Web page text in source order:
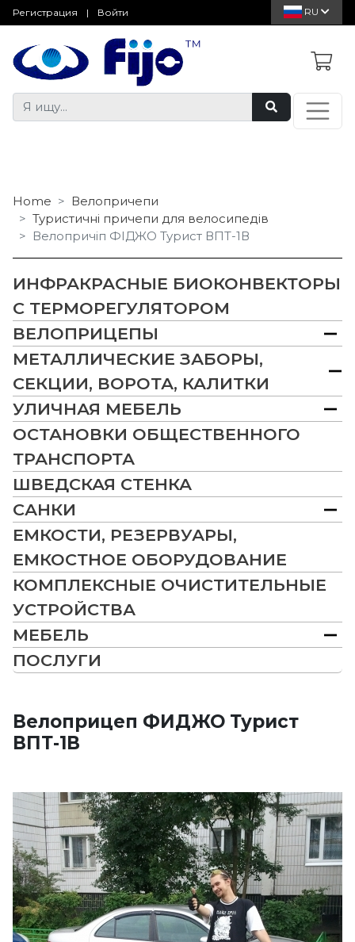
Регистрация | Войти RU
Home
Велопричепи
Туристичні причепи для велосипедів
Велопричіп ФІДЖО Турист ВПТ-1В
ИНФРАКРАСНЫЕ БИОКОНВЕКТОРЫ
С ТЕРМОРЕГУЛЯТОРОМ
ВЕЛОПРИЦЕПЫ
МЕТАЛЛИЧЕСКИЕ ЗАБОРЫ,
СЕКЦИИ, ВОРОТА, КАЛИТКИ
УЛИЧНАЯ МЕБЕЛЬ
ОСТАНОВКИ ОБЩЕСТВЕННОГО
ТРАНСПОРТА
ШВЕДСКАЯ СТЕНКА
САНКИ
ЕМКОСТИ, РЕЗЕРВУАРЫ,
ЕМКОСТНОЕ ОБОРУДОВАНИЕ
КОМПЛЕКСНЫЕ ОЧИСТИТЕЛЬНЫЕ
УСТРОЙСТВА
МЕБЕЛЬ
ПОСЛУГИ
Велоприцеп ФИДЖО Турист
ВПТ-1В